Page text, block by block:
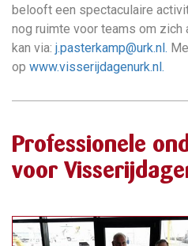
belooft een spectaculaire
nog ruimte voor teams om zich
kan via: j.pasterkamp@urk.nl .
op www.visserijdagenurk.nl.
Professionele
voor